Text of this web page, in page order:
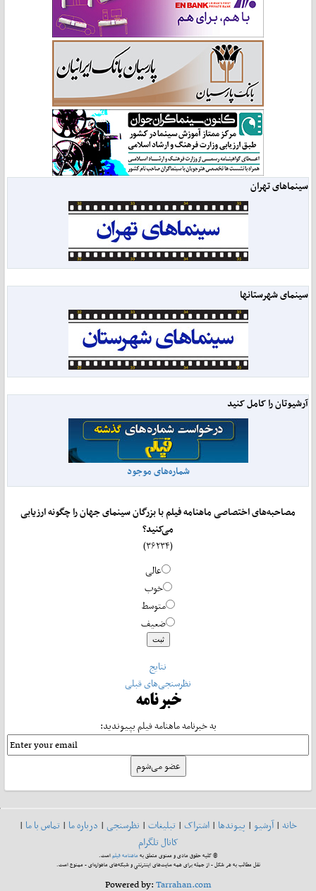
سینماهای تهران
سینمای شهرستانها
آرشیوتان را کامل کنید
شماره‌های موجود
مصاحبه‌های اختصاصی ماهنامه فیلم با بزرگان سینمای جهان را چگونه ارزیابی
می‌کنید؟
عالی
خوب
متوسط
ضعیف
نتایج
نظرسنجی‌های قبلی
خبرنامه
به خبرنامه ماهنامه فیلم بپیوندید:
خانه|آرشیو| پیوندها| اشتراک| تبلیغات| نظرسنجی| درباره ما| تماس با ما|
کانال تلگرام
© کلیه حقوق مادی و معنوی متعلق بهماهنامه فیلماست.
نقل مطالب به هر شکل - از جمله برای همه سایت‌های اینترنتی و شبکه‌های ماهواره‌ای - ممنوع است.
Powered by:Tarrahan.com